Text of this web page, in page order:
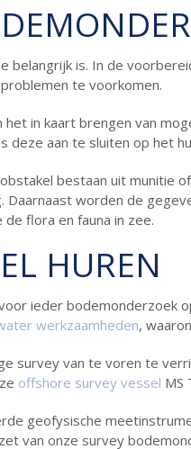
belangrijk is. In de
te voorkomen.
in kaart brengen van
deze aan te sluiten op het
bestaan uit munitie
Daarnaast worden de
flora en fauna in zee.
HUREN
ieder
werkzaamheden,
survey van te voren te
offshore survey vessel MS
geofysische
van onze survey